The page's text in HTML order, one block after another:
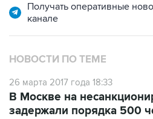
Получать оперативные
канале
НОВОСТИ ПО ТЕМЕ
26 марта 2017 года 18:33
В Москве на
задержали порядка 500